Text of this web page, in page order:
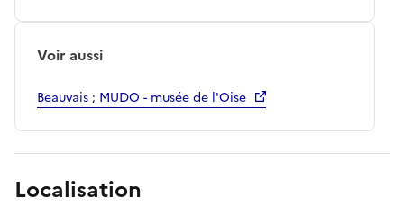
Voir aussi
Beauvais ; MUDO - musée de l'Oise
Localisation